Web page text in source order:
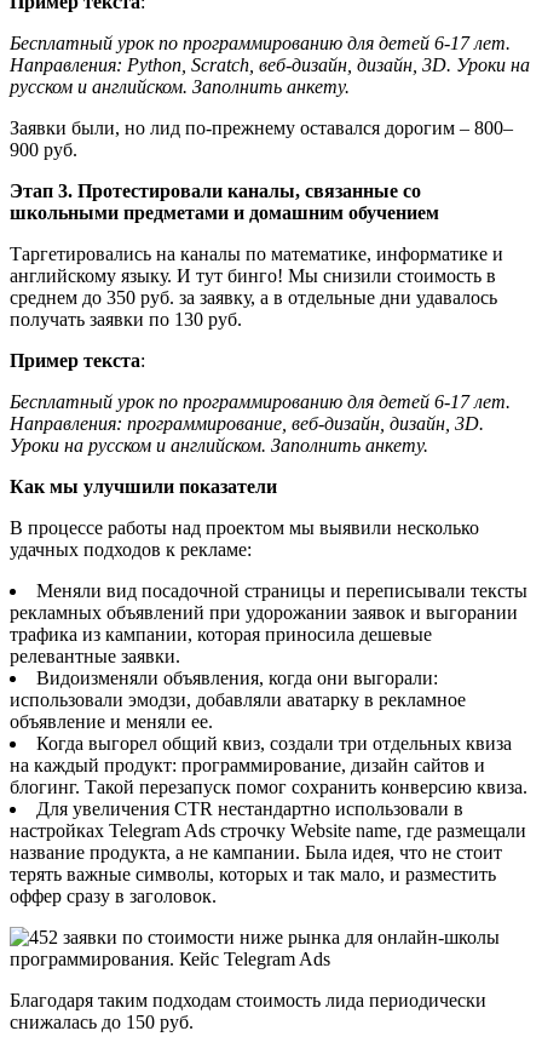
Бесплатный урок по программированию для детей 6-17 лет.
Направления: Python, Scratch, веб-дизайн, дизайн, 3D. Уроки на
русском и английском. Заполнить анкету.
Заявки были, но лид по-прежнему оставался дорогим – 800–
900 руб.
Этап 3. Протестировали каналы, связанные со
школьными предметами и домашним обучением
Таргетировались на каналы по математике, информатике и
английскому языку. И тут бинго! Мы снизили стоимость в
среднем до 350 руб. за заявку, а в отдельные дни удавалось
получать заявки по 130 руб.
Пример текста:
Бесплатный урок по программированию для детей 6-17 лет.
Направления: программирование, веб-дизайн, дизайн, 3D.
Уроки на русском и английском. Заполнить анкету.
Как мы улучшили показатели
В процессе работы над проектом мы выявили несколько
удачных подходов к рекламе:
Меняли вид посадочной страницы и переписывали тексты
рекламных объявлений при удорожании заявок и выгорании
трафика из кампании, которая приносила дешевые
релевантные заявки.
Видоизменяли объявления, когда они выгорали:
использовали эмодзи, добавляли аватарку в рекламное
объявление и меняли ее.
Когда выгорел общий квиз, создали три отдельных квиза
на каждый продукт: программирование, дизайн сайтов и
блогинг. Такой перезапуск помог сохранить конверсию квиза.
Для увеличения CTR нестандартно использовали в
настройках Telegram Ads строчку Website name, где размещали
название продукта, а не кампании. Была идея, что не стоит
терять важные символы, которых и так мало, и разместить
оффер сразу в заголовок.
Благодаря таким подходам стоимость лида периодически
снижалась до 150 руб.